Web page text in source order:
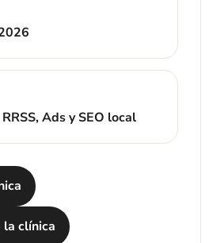
Ads y SEO local
la clínica